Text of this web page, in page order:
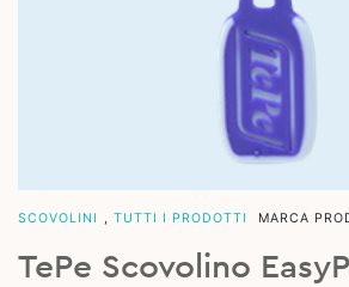
SCOVOLINI TUTTI I PRODOTTI MARCA
TePe Scovolino